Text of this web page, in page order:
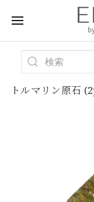
トルマリン原石